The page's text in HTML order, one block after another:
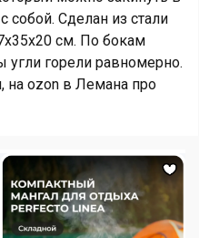
собой. Сделан из стали
см. По бокам
угли горели равномерно.
на ozon в Лемана про